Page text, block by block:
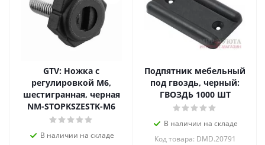
GTV: Ножка с
регулировкой M6,
шестигранная, черная
NM-STOPKSZESTK-M6
В наличии на складе
Подпятник мебельный
под гвоздь, черный:
ГВОЗДЬ 1000 ШТ
В наличии на складе
Код товара: DMD.20791